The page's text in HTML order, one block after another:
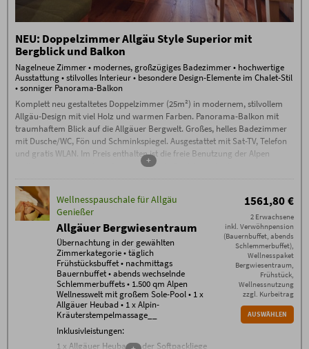
Fitnessraum mit neuesten Geräten
täglich Oberstdorfer Steinewasser,
Tee und Saunabrot an der
Wellnessbar
hochklassiges Gästeprogramm mit
gemeinsamer Wanderung, Live-
Musik, Feuerabend (je nach
Wochentag)
Buchungsbedingungen
Es gelten dieBuchungsbedingungen(PDF) des
Hotel Oberstdorf, Reute 20, D-87561 Oberstdorf.
Check-in ab 15 Uhr. Falls Sie nach 23.00
Check-out bis 11.00 Uhr
Garagenstellplatz 15 Euro,
Außenstellplatz 5 € pro PKW/Nacht
Zusätzliche Bedingungen
Keine Anzahlung – ab Buchung 70%
Stornogebühren außer bei Weitervermietung. Eine
Stornierung muss schriftlich per E-Mail erfolgen
(ausschließlich an info@hotel-oberstdorf.de).
Wir empfehlen den Abschluss einer
Reiserücktrittskostenversicherung.
NEU: Doppelzimmer Allgäu Style Superior mit
Bergblick und Balkon
Nagelneue Zimmer • modernes, großzügiges Badezimmer • hochwertige
Ausstattung • stilvolles Interieur • besondere Design-Elemente im Chalet-Stil
• sonniger Panorama-Balkon
Komplett neu gestaltetes Doppelzimmer (25m²) in modernem, stilvollem
Allgäu-Design mit viel Holz und warmen Farben. Panorama-Balkon mit
traumhaftem Blick auf die Allgäuer Bergwelt. Großes, helles Badezimmer
mit Dusche/WC, Fön und Schminkspiegel. Ausgestattet mit Sat-TV, Telefon
und gratis WLAN. Im Preis enthalten ist die freie Benutzung der Alpen
Wellnesswelt mit großem Ganzjahres-Sole-Pool, Naturbadesee,
Flachsbad und vielem mehr.
+
Wellnesspauschale für Allgäu
Genießer
Allgäuer Bergwiesentraum
Übernachtung in der gewählten
Zimmerkategorie • täglich
Frühstücksbuffet • nachmittags
Bauernbuffet • abends wechselnde
Schlemmerbuffets • 1.500 qm Alpen
Wellnesswelt mit großem Sole-Pool • 1 x
Allgäuer Heubad • 1 x Alpin-
Kräuterstempelmassage__
Inklusivleistungen:
1 x Allgäuer Heubad in der Softpackliege
1561,80 €
2 Erwachsene
inkl. Verwöhnpension
(Bauernbuffet, abends
Schlemmerbuffet),
Wellnesspaket
Bergwiesentraum,
Frühstück,
Wellnessnutzung
zzgl. Kurbeitrag
AUSWÄHLEN